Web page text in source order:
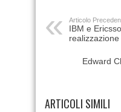
Articolo
IBM e
Edward
ARTICOLI SIMILI